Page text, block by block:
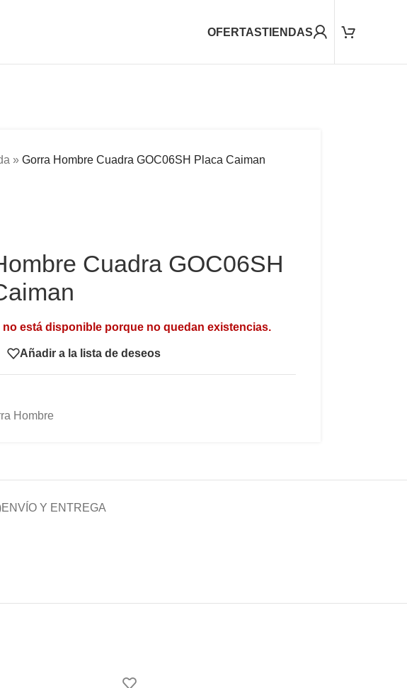
OFERTASTIENDAS
» Gorra Hombre Cuadra GOC06SH Placa Caiman
Cuadra GOC06SH
no está disponible porque no quedan existencias.
Añadir a la lista de deseos
Hombre
ENVÍO Y ENTREGA